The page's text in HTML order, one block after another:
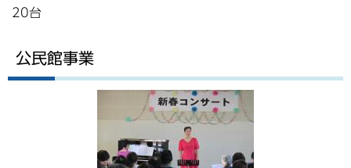
20台
公民館事業